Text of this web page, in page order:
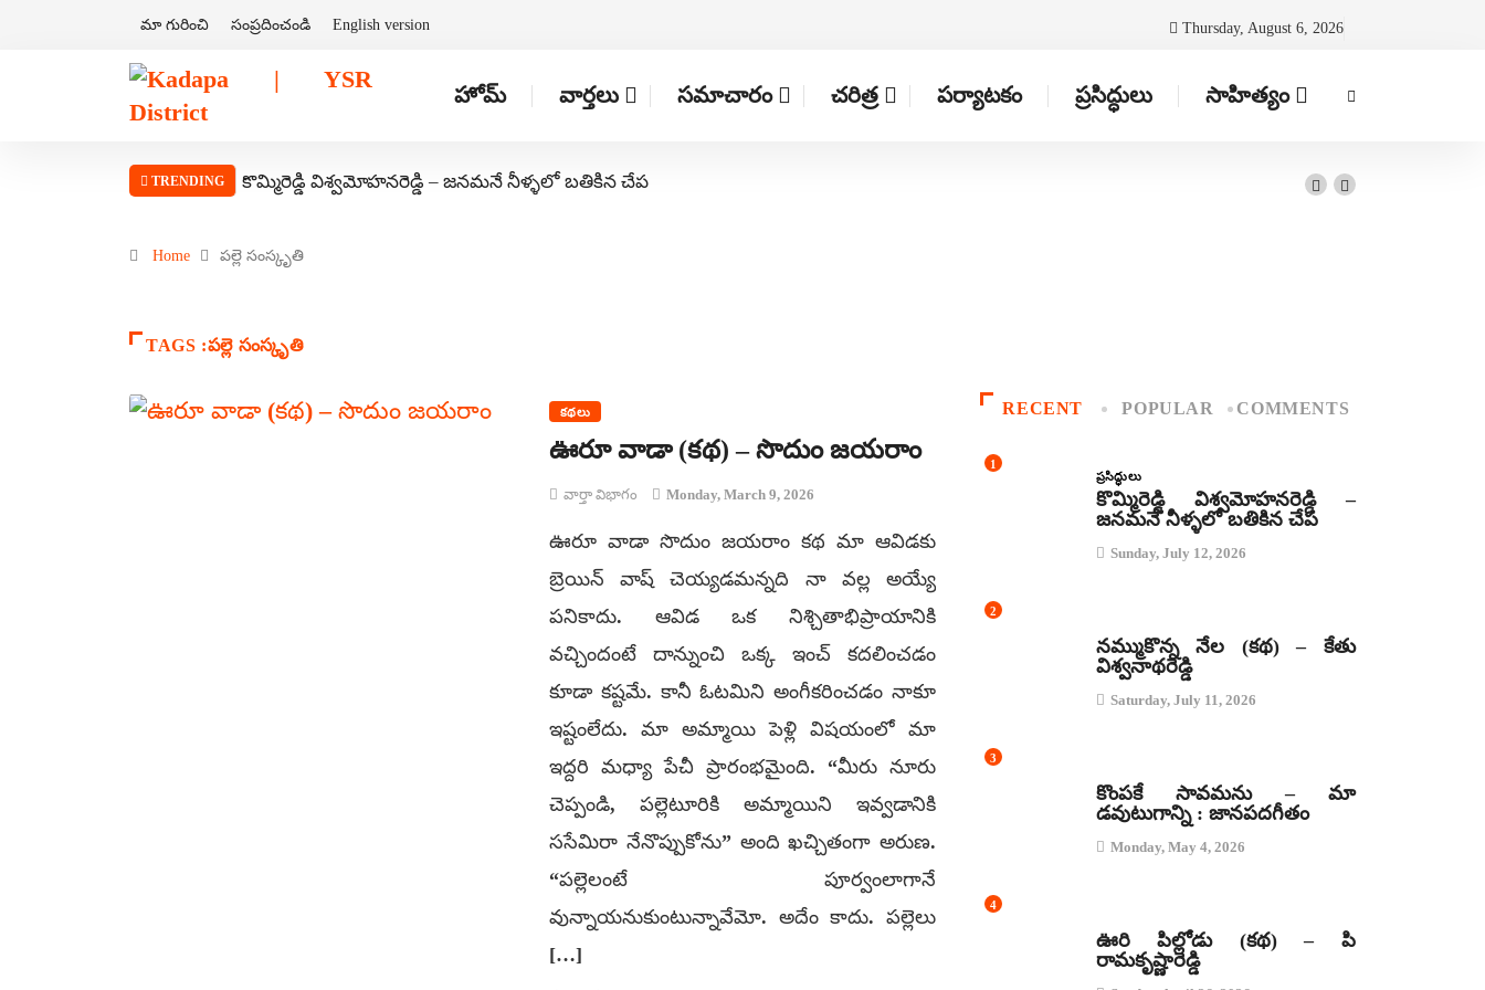
మా గురించి సంప్రదించండి English version Thursday, August 6, 2026
హోమ్ వార్తలు సమాచారం చరిత్ర పర్యాటకం ప్రసిద్ధులు సాహిత్యం
TRENDING కొమ్మిరెడ్డి విశ్వమోహనరెడ్డి – జనమనే నీళ్ళలో బతికిన చేప
Home పల్లె సంస్కృతి
TAGS :పల్లె సంస్కృతి
కథలు
ఊరూ వాడా (కథ) – సొదుం జయరాం
వార్తా విభాగం Monday, March 9, 2026
ఊరూ వాడా సొదుం జయరాం కథ మా ఆవిడకు
బ్రెయిన్ వాష్ చెయ్యడమన్నది నా వల్ల అయ్యే
పనికాదు. ఆవిడ ఒక నిశ్చితాభిప్రాయానికి
వచ్చిందంటే దాన్నుంచి ఒక్క ఇంచ్ కదలించడం
కూడా కష్టమే. కానీ ఓటమిని అంగీకరించడం నాకూ
ఇష్టంలేదు. మా అమ్మాయి పెళ్లి విషయంలో మా
ఇద్దరి మధ్యా పేచీ ప్రారంభమైంది. “మీరు నూరు
చెప్పండి, పల్లెటూరికి అమ్మాయిని ఇవ్వడానికి
ససేమిరా నేనొప్పుకోను” అంది ఖచ్చితంగా అరుణ.
“పల్లెలంటే పూర్వంలాగానే
వున్నాయనుకుంటున్నావేమో. అదేం కాదు. పల్లెలు
[…]
RECENT POPULAR COMMENTS
1
ప్రసిద్ధులు
కొమ్మిరెడ్డి విశ్వమోహనరెడ్డి –
జనమనే నీళ్ళలో బతికిన చేప
Sunday, July 12, 2026
2
నమ్ముకొన్న నేల (కథ) – కేతు
విశ్వనాథరెడ్డి
Saturday, July 11, 2026
3
కొంపకే సావమను – మా
డవుటుగాన్ని : జానపదగీతం
Monday, May 4, 2026
4
ఊరి పిల్లోడు (కథ) – పి
రామకృష్ణారెడ్డి